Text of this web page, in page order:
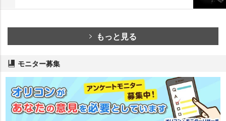
もっと見る
モニター募集